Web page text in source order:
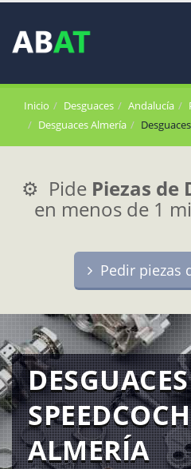
Inicio Desguaces Andalucía
Desguaces Almería
⚙️ Pide Piezas de
en menos de 1
Pedir piezas
DESGUACES
ALMERÍA